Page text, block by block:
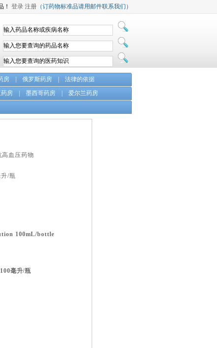
！ 登录 注册 （订药物标准品请用邮件联系我们）
房 俄罗斯药房
法律的依据
房 墨西哥药房
爱尔兰药房
血压药物
/瓶
100mL/bottle
毫升/瓶